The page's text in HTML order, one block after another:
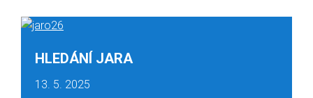
HLEDÁNÍ JARA
13. 5. 2025